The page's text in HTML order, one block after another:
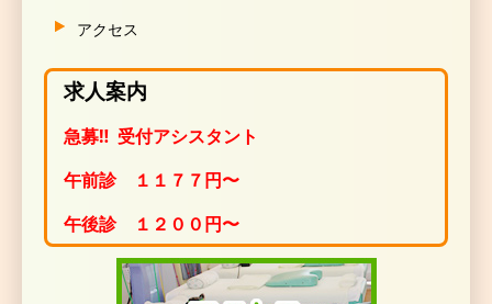
アクセス
求人案内
急募‼ 受付アシスタント
午前診 １１７７円〜
午後診 １２００円〜